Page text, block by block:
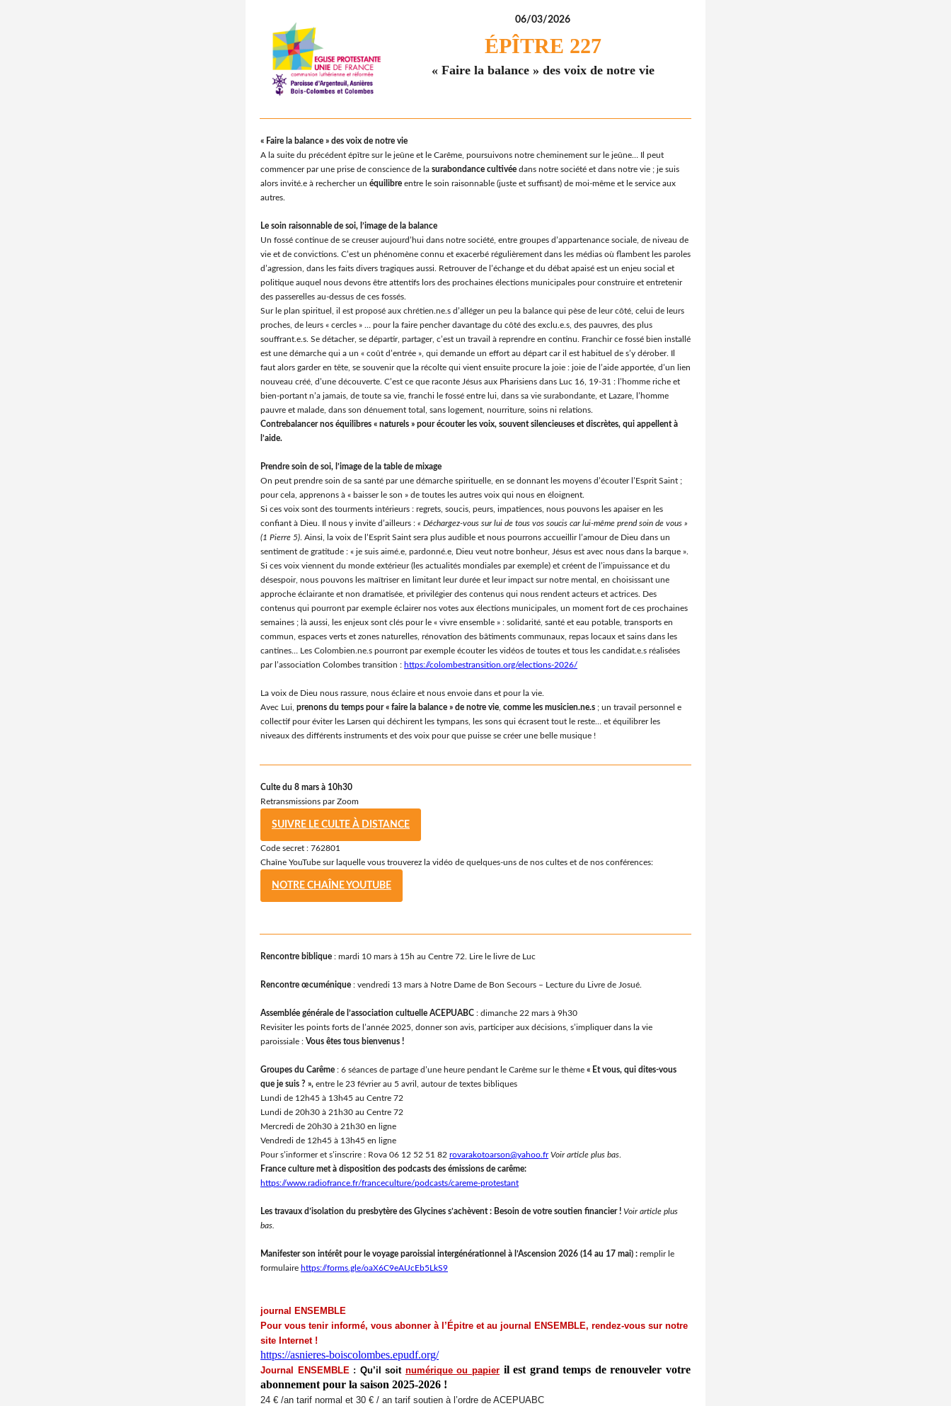
06/03/2026
ÉPÎTRE 227
« Faire la balance » des voix de notre vie
« Faire la balance » des voix de notre vie
A la suite du précédent épître sur le jeûne et le Carême, poursuivons notre cheminement sur le jeûne… Il peut
commencer par une prise de conscience de la surabondance cultivée dans notre société et dans notre vie ; je suis
alors invité.e à rechercher un équilibre entre le soin raisonnable (juste et suffisant) de moi-même et le service aux
autres.
Le soin raisonnable de soi, l’image de la balance
Un fossé continue de se creuser aujourd’hui dans notre société, entre groupes d’appartenance sociale, de niveau de
vie et de convictions. C’est un phénomène connu et exacerbé régulièrement dans les médias où flambent les paroles
d’agression, dans les faits divers tragiques aussi. Retrouver de l’échange et du débat apaisé est un enjeu social et
politique auquel nous devons être attentifs lors des prochaines élections municipales pour construire et entretenir
des passerelles au-dessus de ces fossés.
Sur le plan spirituel, il est proposé aux chrétien.ne.s d’alléger un peu la balance qui pèse de leur côté, celui de leurs
proches, de leurs « cercles » … pour la faire pencher davantage du côté des exclu.e.s, des pauvres, des plus
souffrant.e.s. Se détacher, se départir, partager, c’est un travail à reprendre en continu. Franchir ce fossé bien installé
est une démarche qui a un « coût d’entrée », qui demande un effort au départ car il est habituel de s’y dérober. Il
faut alors garder en tête, se souvenir que la récolte qui vient ensuite procure la joie : joie de l’aide apportée, d’un lien
nouveau créé, d’une découverte. C’est ce que raconte Jésus aux Pharisiens dans Luc 16, 19-31 : l’homme riche et
bien-portant n’a jamais, de toute sa vie, franchi le fossé entre lui, dans sa vie surabondante, et Lazare, l’homme
pauvre et malade, dans son dénuement total, sans logement, nourriture, soins ni relations.
Contrebalancer nos équilibres « naturels » pour écouter les voix, souvent silencieuses et discrètes, qui appellent à
l’aide.
Prendre soin de soi, l’image de la table de mixage
On peut prendre soin de sa santé par une démarche spirituelle, en se donnant les moyens d’écouter l’Esprit Saint ;
pour cela, apprenons à « baisser le son » de toutes les autres voix qui nous en éloignent.
Si ces voix sont des tourments intérieurs : regrets, soucis, peurs, impatiences, nous pouvons les apaiser en les
confiant à Dieu. Il nous y invite d’ailleurs : « Déchargez-vous sur lui de tous vos soucis car lui-même prend soin de vous »
(1 Pierre 5) . Ainsi, la voix de l’Esprit Saint sera plus audible et nous pourrons accueillir l’amour de Dieu dans un
sentiment de gratitude : « je suis aimé.e, pardonné.e, Dieu veut notre bonheur, Jésus est avec nous dans la barque ».
Si ces voix viennent du monde extérieur (les actualités mondiales par exemple) et créent de l’impuissance et du
désespoir, nous pouvons les maîtriser en limitant leur durée et leur impact sur notre mental, en choisissant une
approche éclairante et non dramatisée, et privilégier des contenus qui nous rendent acteurs et actrices. Des
contenus qui pourront par exemple éclairer nos votes aux élections municipales, un moment fort de ces prochaines
semaines ; là aussi, les enjeux sont clés pour le « vivre ensemble » : solidarité, santé et eau potable, transports en
commun, espaces verts et zones naturelles, rénovation des bâtiments communaux, repas locaux et sains dans les
cantines… Les Colombien.ne.s pourront par exemple écouter les vidéos de toutes et tous les candidat.e.s réalisées
par l’association Colombes transition : https://colombestransition.org/elections-2026/
La voix de Dieu nous rassure, nous éclaire et nous envoie dans et pour la vie.
Avec Lui, prenons du temps pour « faire la balance » de notre vie comme les musicien.ne.s ; un travail personnel e
collectif pour éviter les Larsen qui déchirent les tympans, les sons qui écrasent tout le reste… et équilibrer les
niveaux des différents instruments et des voix pour que puisse se créer une belle musique !
Culte du 8 mars à 10h30
Retransmissions par Zoom
SUIVRE LE CULTE À DISTANCE
Code secret : 762801
Chaîne YouTube sur laquelle vous trouverez la vidéo de quelques-uns de nos cultes et de nos conférences:
NOTRE CHAÎNE YOUTUBE
Rencontre biblique : mardi 10 mars à 15h au Centre 72. Lire le livre de Luc
Rencontre œcuménique : vendredi 13 mars à Notre Dame de Bon Secours – Lecture du Livre de Josué.
Assemblée générale de l’association cultuelle ACEPUABC : dimanche 22 mars à 9h30
Revisiter les points forts de l’année 2025, donner son avis, participer aux décisions, s’impliquer dans la vie
paroissiale : Vous êtes tous bienvenus !
Groupes du Carême : 6 séances de partage d’une heure pendant le Carême sur le thème « Et vous, qui dites-vous
que je suis ? », entre le 23 février au 5 avril, autour de textes bibliques
Lundi de 12h45 à 13h45 au Centre 72
Lundi de 20h30 à 21h30 au Centre 72
Mercredi de 20h30 à 21h30 en ligne
Vendredi de 12h45 à 13h45 en ligne
Pour s’informer et s’inscrire : Rova 06 12 52 51 82 rovarakotoarson@yahoo.fr Voir article plus bas
France culture met à disposition des podcasts des émissions de carême:
https://www.radiofrance.fr/franceculture/podcasts/careme-protestant
Les travaux d’isolation du presbytère des Glycines s’achèvent: Besoin de votre soutien financier ! Voir article plus
bas.
Manifester son intérêt pour le voyage paroissial intergénérationnel à l’Ascension 2026 (14 au 17 mai) : remplir le
formulaire https://forms.gle/oaX6C9eAUcEb5LkS9
journal ENSEMBLE
Pour vous tenir informé, vous abonner à ’Épitre et au journal ENSEMBLE, rendez-vous sur notre
site Internet !
https://asnieres-boiscolombes.epudf.org/
Journal ENSEMBLE : Qu’il soit numérique ou papier il est grand temps de renouveler votre
abonnement pour la saison 2025-2026 !
24 € /an tarif normal et 30 € / an tarif soutien à ’ordre de ACEPUABC